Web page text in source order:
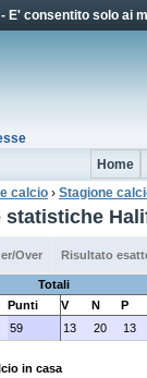
E' consentito solo ai
Home
calcio › Stagione
statistiche
Over Risultato
Totali
Punti V N
P
59 13 20 13
in casa